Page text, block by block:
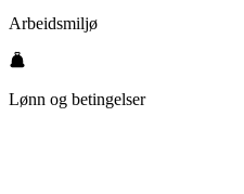
Arbeidsmiljø
Lønn og betingelser